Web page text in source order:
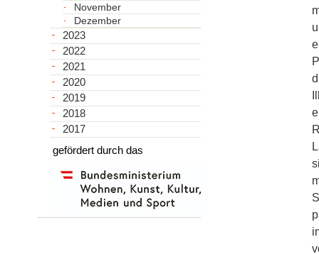
November
Dezember
2023
2022
2021
2020
2019
2018
2017
gefördert durch das